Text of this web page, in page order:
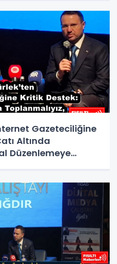
Gazeteciliğine
Altında
Düzenlemeye